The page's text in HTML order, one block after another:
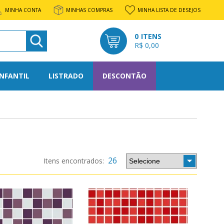
MINHA CONTA MINHAS COMPRAS MINHA LISTA DE DESEJOS
0
R$ 0,00
LISTRADO DESCONTÃO
26